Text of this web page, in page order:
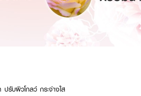
รับผิวโกลว์ กระจ่างใส